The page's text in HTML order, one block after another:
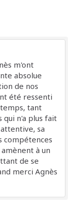
m'ont
absolue
de nos
été ressenti
tant
qui n'a plus fait
sa
compétences
à un
de se
merci Agnès